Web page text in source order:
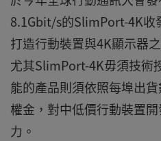
8.1Gbit/s的SlimPort-4K收
打造行動裝置與4K顯示器
尤其SlimPort-4K毋須技術
能的產品則須依照每埠出
權金，對中低價行動裝置
力。